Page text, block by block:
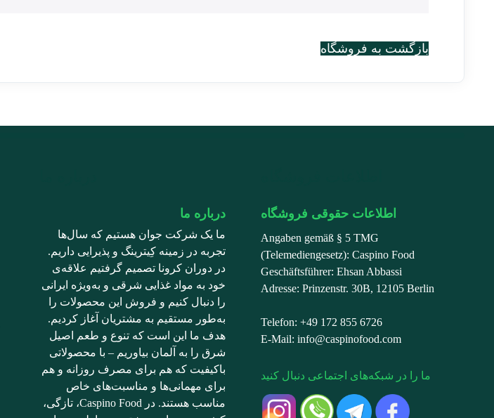
بازگشت به فروشگاه
اطلاعات حقوقی فروشگاه
Angaben gemäß § 5 TMG
(Telemediengesetz): Caspino Food
Geschäftsführer: Ehsan Abbassi
Adresse: Prinzenstr. 30B, 12105 Berlin
Telefon: +49 172 855 6726
E-Mail: info@caspinofood.com
ما را در شبکه‌های اجتماعی دنبال کنید
درباره ما
ما یک شرکت جوان هستیم که سال‌ها
تجربه در زمینه کِیترینگ و پذیرایی داریم.
در دوران کرونا تصمیم گرفتیم علاقه‌ی
خود به مواد غذایی شرقی و به‌ویژه ایرانی
را دنبال کنیم و فروش این محصولات را
به‌طور مستقیم به مشتریان آغاز کردیم.
هدف ما این است که تنوع و طعم اصیل
شرق را به آلمان بیاوریم – با محصولاتی
باکیفیت که هم برای مصرف روزانه و هم
برای مهمانی‌ها و مناسبت‌های خاص
مناسب هستند. در Caspino Food، تازگی،